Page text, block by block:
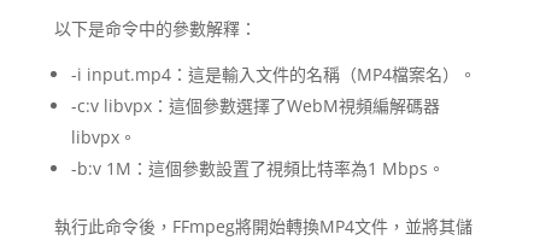
以下是命令中的參數解釋：
-i input.mp4：這是輸入文件的名稱（MP4檔案名）。
-c:v libvpx：這個參數選擇了WebM視頻編解碼器
libvpx。
-b:v 1M：這個參數設置了視頻比特率為1 Mbps。
執行此命令後，FFmpeg將開始轉換MP4文件，並將其儲